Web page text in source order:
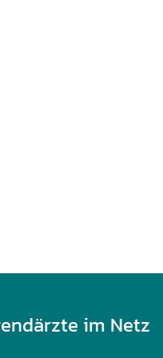
im Netz